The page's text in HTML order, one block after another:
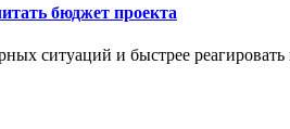
бюджет проекта
ситуаций и быстрее